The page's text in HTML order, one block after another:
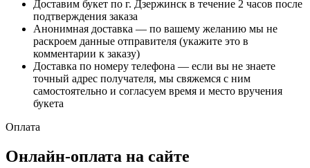
Доставим букет по г. Дзержинск в течение 2 часов после
подтверждения заказа
Анонимная доставка — по вашему желанию мы не
раскроем данные отправителя (укажите это в
комментарии к заказу)
Доставка по номеру телефона — если вы не знаете
точный адрес получателя, мы свяжемся с ним
самостоятельно и согласуем время и место вручения
букета
Оплата
Онлайн-оплата на сайте